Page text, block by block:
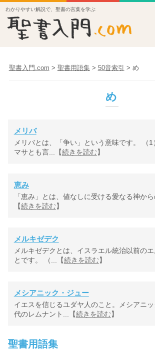
わかりやすい解説で、聖書の言葉を学ぶ
聖書入門.com > 聖書用語集 > 50音索引 > め
め
メリバ
メリバとは、「争い」という意味です。 （
マサとも言...【続きを読む】
恵み
「恵み」とは、値なしに受ける愛なる神か
【続きを読む】
メルキゼデク
メルキゼデクとは、イスラエル統治以前の
とです。 （...【続きを読む】
メシアニック・ジュー
イエスを信じるユダヤ人のこと。メシアニ
代のレムナント...【続きを読む】
聖書用語集